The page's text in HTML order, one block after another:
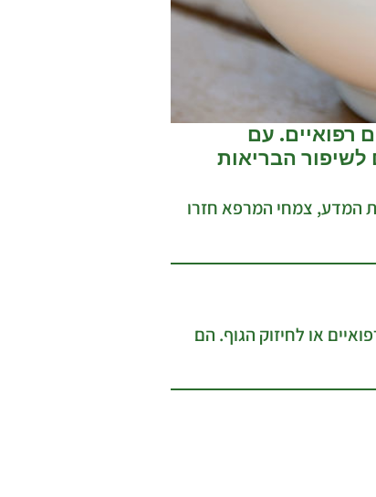
רפואיים. עם
הבריאות
המדע, צמחי המרפא חזרו
או לחיזוק הגוף. הם